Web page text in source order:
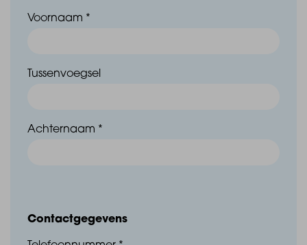
Voornaam *
Tussenvoegsel
Achternaam *
Contactgegevens